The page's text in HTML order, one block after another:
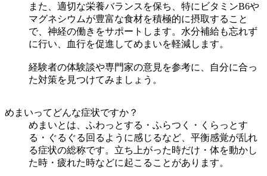
また、適切な栄養バランスを保ち、特にビタミンB6や
マグネシウムが豊富な食材を積極的に摂取すること
で、神経の働きをサポートします。水分補給も忘れず
に行い、血行を促進してめまいを軽減します。
経験者の体験談や専門家の意見を参考に、自分に合っ
た対策を見つけてみましょう。
めまいってどんな症状ですか？
めまいとは、ふわっとする・ふらつく・くらっとす
る・ぐるぐる回るように感じるなど、平衡感覚が乱れ
る症状の総称です。立ち上がった時だけ・体を動かし
た時・疲れた時などに起こることがあります。